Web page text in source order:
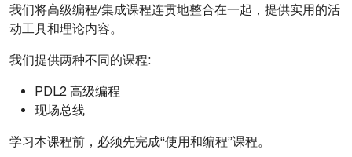
我们将高级编程/集成课程连贯地整合在一起，提供实用的活
动工具和理论内容。
我们提供两种不同的课程:
PDL2 高级编程
现场总线
学习本课程前，必须先完成“使用和编程”课程。